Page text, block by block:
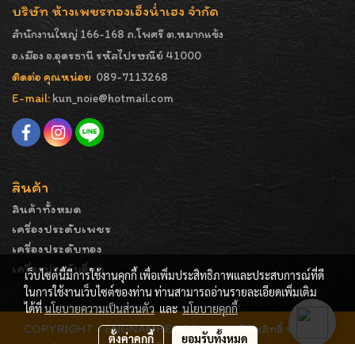
บริษัท ห้างเพชรทองเอ็งน่ำเฮง จำกัด
สำนักงานใหญ่ 166-168 ถ.โพศรี ต.หมากแข้ง
อ.เมือง จ.อุดรธานี รหัสไปรษณีย์ 41000
ติดต่อ คุณหน่อย 089-7113268
E-mail: kun_noie@hotmail.com
สินค้า
สินค้าทั้งหมด
เครื่องประดับเพชร
เครื่องประดับทอง
เครื่องประดับอื่นๆ
COPYRIGHT - ENGNAMHENG | รูปภาพมีลิขสิทธิ์ ห้ามมิให้
เว็บไซต์นี้มีการใช้งานคุกกี้ เพื่อเพิ่มประสิทธิภาพและประสบการณ์ที่ดี
ในการใช้งานเว็บไซต์ของท่าน ท่านสามารถอ่านรายละเอียดเพิ่มเติม
ได้ที่นโยบายความเป็นส่วนตัวและนโยบายคุกกี้
ตั้งค่าคุกกี้ ยอมรับทั้งหมด